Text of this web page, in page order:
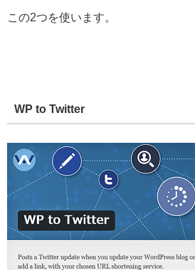
この2つを使います。
WP to Twitter